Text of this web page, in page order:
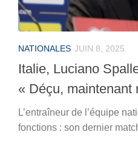
NATIONALES JUIN 8, 2025
Italie, Luciano
« Déçu, maintenant
L’entraîneur de l’équipe
fonctions : son dernier